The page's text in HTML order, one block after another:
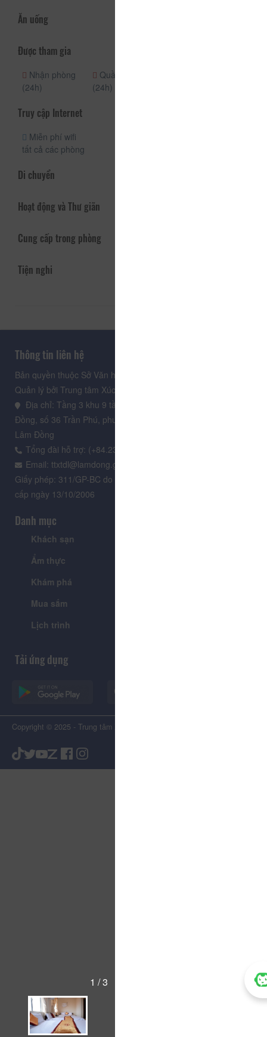
Ăn uống
Được tham gia
Nhận phòng
(24h)
Quầy lễ tân
(24h)
Truy cập Internet
Miễn phí wifi
tất cả các phòng
Di chuyển
Hoạt động và Thư giãn
Cung cấp trong phòng
Tiện nghi
1 / 3
Thông tin liên hệ
Bản quyền thuộc Sở Văn hoá, Thể thao và Du lịch Lâm Đồng.
Quản lý bởi Trung tâm Xúc tiến Du lịch Lâm Đồng
Địa chỉ: Tầng 3 khu 9 tầng, Trung tâm Hành chính tỉnh Lâm
Đồng, số 36 Trần Phú, phường Xuân Hương - Đà Lạt, tỉnh
Lâm Đồng
Tổng đài hỗ trợ: (+84.235) 3.916.961
Email: ttxtdl@lamdong.gov.vn
Giấy phép: 311/GP-BC do Cục Báo chí - Bộ Văn hóa Thông tin
cấp ngày 13/10/2006
Danh mục
Khách sạn
Ẩm thực
Khám phá
Mua sắm
Lịch trình
Tải ứng dụng
Copyright © 2025 - Trung tâm Xúc tiến Du lịch Tỉnh Lâm Đồng